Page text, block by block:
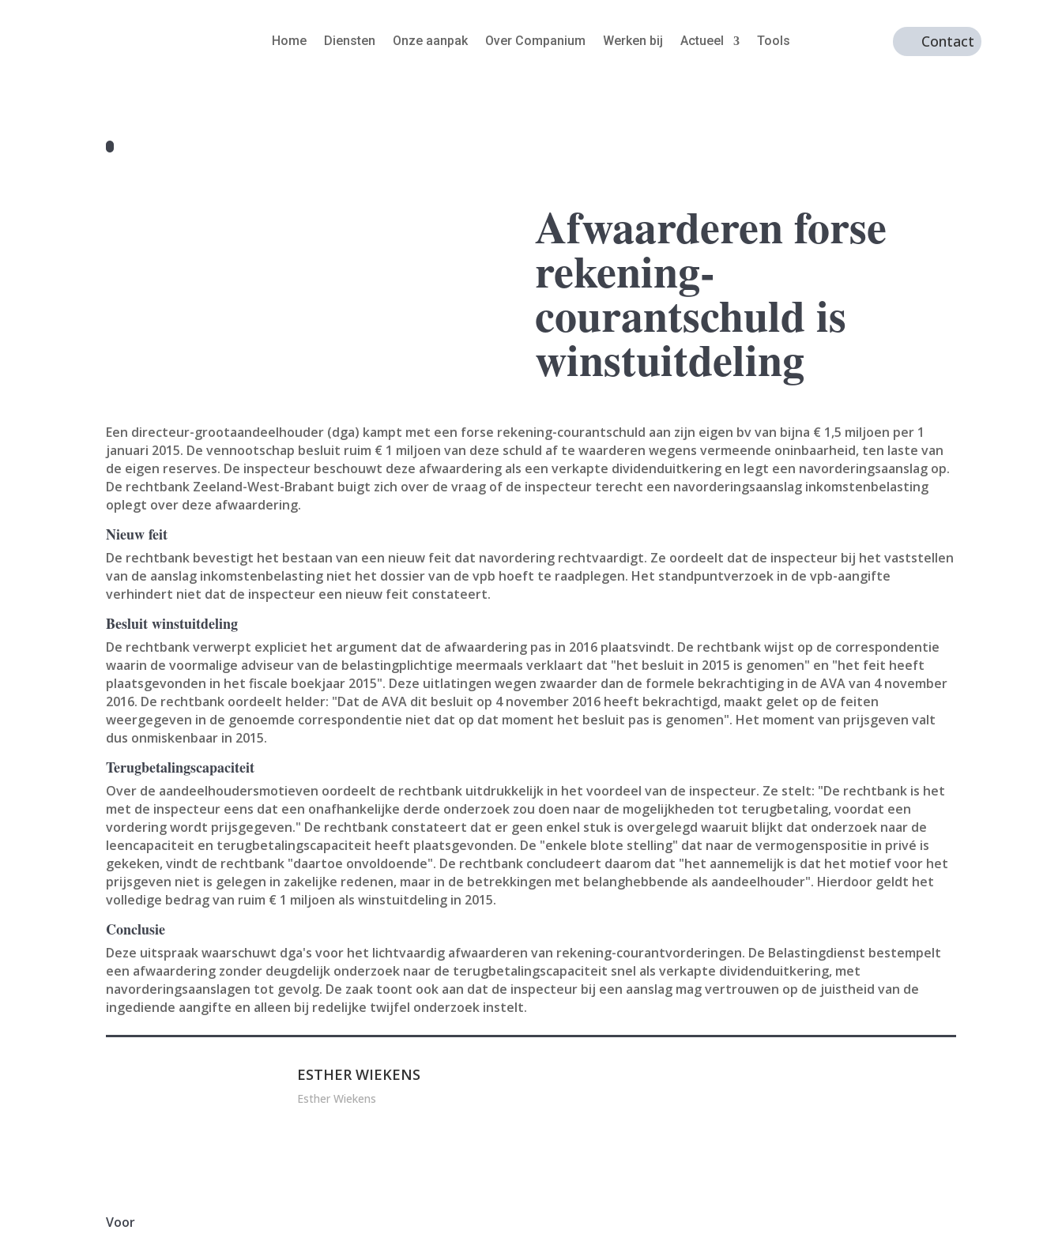
Home Diensten Onze aanpak Over Companium Werken bij Actueel Tools Contact
Afwaarderen forse
rekening-
courantschuld is
winstuitdeling
Een directeur-grootaandeelhouder (dga) kampt met een forse rekening-courantschuld aan zijn eigen bv van bijna € 1,5 miljoen per 1
januari 2015. De vennootschap besluit ruim € 1 miljoen van deze schuld af te waarderen wegens vermeende oninbaarheid, ten laste van
de eigen reserves. De inspecteur beschouwt deze afwaardering als een verkapte dividenduitkering en legt een navorderingsaanslag op.
De rechtbank Zeeland-West-Brabant buigt zich over de vraag of de inspecteur terecht een navorderingsaanslag inkomstenbelasting
oplegt over deze afwaardering.
Nieuw feit
De rechtbank bevestigt het bestaan van een nieuw feit dat navordering rechtvaardigt. Ze oordeelt dat de inspecteur bij het vaststellen
van de aanslag inkomstenbelasting niet het dossier van de vpb hoeft te raadplegen. Het standpuntverzoek in de vpb-aangifte
verhindert niet dat de inspecteur een nieuw feit constateert.
Besluit winstuitdeling
De rechtbank verwerpt expliciet het argument dat de afwaardering pas in 2016 plaatsvindt. De rechtbank wijst op de correspondentie
waarin de voormalige adviseur van de belastingplichtige meermaals verklaart dat "het besluit in 2015 is genomen" en "het feit heeft
plaatsgevonden in het fiscale boekjaar 2015". Deze uitlatingen wegen zwaarder dan de formele bekrachtiging in de AVA van 4 november
2016. De rechtbank oordeelt helder: "Dat de AVA dit besluit op 4 november 2016 heeft bekrachtigd, maakt gelet op de feiten
weergegeven in de genoemde correspondentie niet dat op dat moment het besluit pas is genomen". Het moment van prijsgeven valt
dus onmiskenbaar in 2015.
Terugbetalingscapaciteit
Over de aandeelhoudersmotieven oordeelt de rechtbank uitdrukkelijk in het voordeel van de inspecteur. Ze stelt: "De rechtbank is het
met de inspecteur eens dat een onafhankelijke derde onderzoek zou doen naar de mogelijkheden tot terugbetaling, voordat een
vordering wordt prijsgegeven." De rechtbank constateert dat er geen enkel stuk is overgelegd waaruit blijkt dat onderzoek naar de
leencapaciteit en terugbetalingscapaciteit heeft plaatsgevonden. De "enkele blote stelling" dat naar de vermogenspositie in privé is
gekeken, vindt de rechtbank "daartoe onvoldoende". De rechtbank concludeert daarom dat "het aannemelijk is dat het motief voor het
prijsgeven niet is gelegen in zakelijke redenen, maar in de betrekkingen met belanghebbende als aandeelhouder". Hierdoor geldt het
volledige bedrag van ruim € 1 miljoen als winstuitdeling in 2015.
Conclusie
Deze uitspraak waarschuwt dga's voor het lichtvaardig afwaarderen van rekening-courantvorderingen. De Belastingdienst bestempelt
een afwaardering zonder deugdelijk onderzoek naar de terugbetalingscapaciteit snel als verkapte dividenduitkering, met
navorderingsaanslagen tot gevolg. De zaak toont ook aan dat de inspecteur bij een aanslag mag vertrouwen op de juistheid van de
ingediende aangifte en alleen bij redelijke twijfel onderzoek instelt.
ESTHER WIEKENS
Esther Wiekens
Voor